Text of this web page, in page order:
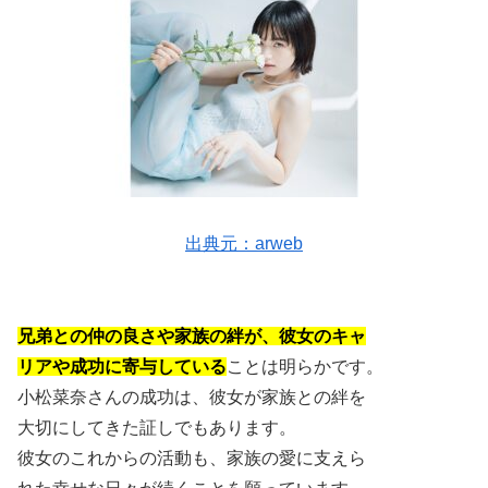
出典元：arweb
兄弟との仲の良さや家族の絆が、彼女のキャ
リアや成功に寄与していることは明らかです。
小松菜奈さんの成功は、彼女が家族との絆を
大切にしてきた証しでもあります。
彼女のこれからの活動も、家族の愛に支えら